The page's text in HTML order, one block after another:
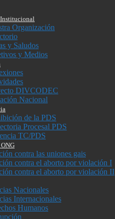
Organización
y Saludos
y Medios
DIVCODEC
Nacional
de la PDS
Procesal PDS
TC/PDS
contra las uniones gais
contra el aborto por violación I
contra el aborto por violación II
Nacionales
Internacionales
Humanos